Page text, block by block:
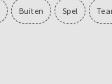
Buiten Spel